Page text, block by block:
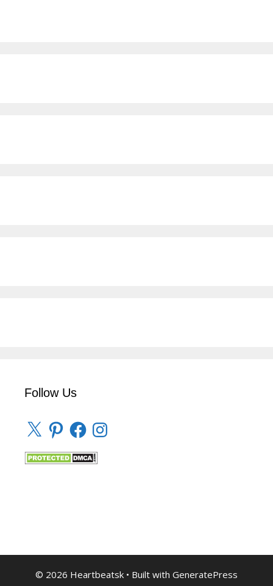
Follow Us
X PinterestFacebookInstagram
© 2026 Heartbeatsk • Built with GeneratePress